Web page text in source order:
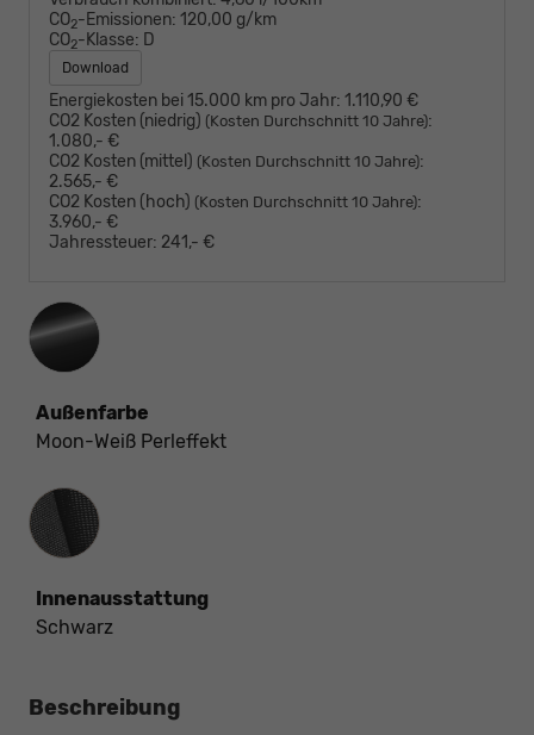
CO2-Emissionen: 120,00 g/km
CO2-Klasse: D
Download
Energiekosten bei 15.000 km pro Jahr: 1.110,90 €
CO2 Kosten (niedrig) (Kosten Durchschnitt 10 Jahre):
1.080,- €
CO2 Kosten (mittel) (Kosten Durchschnitt 10 Jahre):
2.565,- €
CO2 Kosten (hoch) (Kosten Durchschnitt 10 Jahre):
3.960,- €
Jahressteuer: 241,- €
Außenfarbe
Moon-Weiß Perleffekt
Innenausstattung
Innenausstattung
Schwarz
Beschreibung